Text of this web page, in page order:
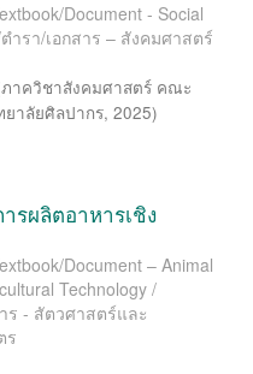
Document - Social
ำรา/เอกสาร – สังคมศาสตร์
ภาควิชาสังคมศาสตร์ คณะ
าลัยศิลปากร, 2025)
ารผลิตอาหารเชิง
Document – Animal
Technology /
ร - สัตวศาสตร์และ
ร